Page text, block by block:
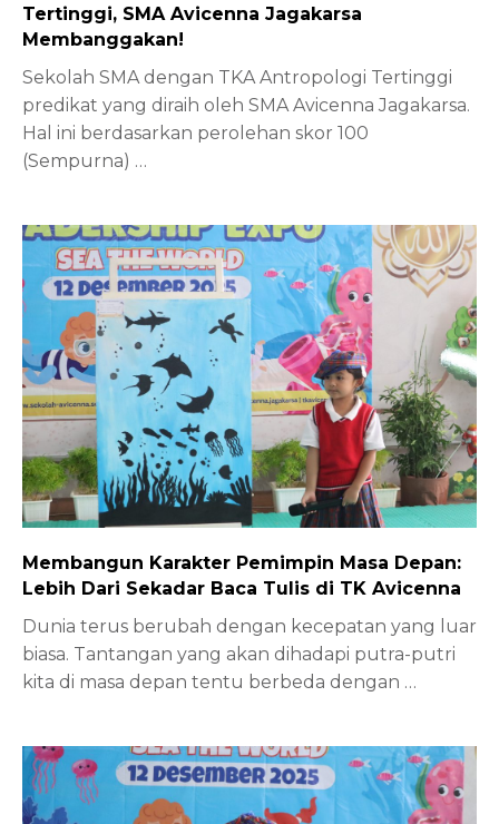
Tertinggi, SMA Avicenna Jagakarsa
Membanggakan!
Sekolah SMA dengan TKA Antropologi Tertinggi
predikat yang diraih oleh SMA Avicenna Jagakarsa.
Hal ini berdasarkan perolehan skor 100
(Sempurna) …
Membangun Karakter Pemimpin Masa Depan:
Lebih Dari Sekadar Baca Tulis di TK Avicenna
Dunia terus berubah dengan kecepatan yang luar
biasa. Tantangan yang akan dihadapi putra-putri
kita di masa depan tentu berbeda dengan …